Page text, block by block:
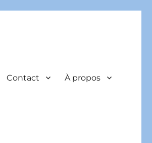
Contact À propos